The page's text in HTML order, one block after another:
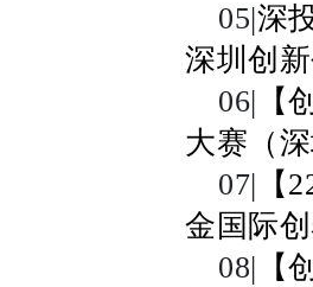
05|深
深圳创
06| 【
大赛（
07| 【
金国际
08| 【